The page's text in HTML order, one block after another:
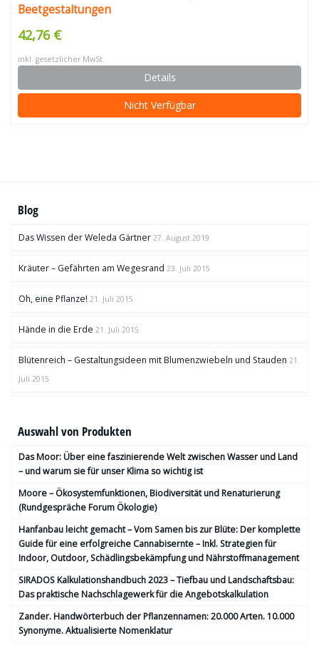
Beetgestaltungen
42,76 €
inkl. gesetzlicher MwSt.
Details
Nicht Verfügbar
Blog
Das Wissen der Weleda Gärtner 27. August 2019
Kräuter – Gefährten am Wegesrand 23. Juli 2015
Oh, eine Pflanze! 21. Juli 2015
Hände in die Erde 21. Juli 2015
Blütenreich – Gestaltungsideen mit Blumenzwiebeln und Stauden 21.
Juli 2015
Auswahl von Produkten
Das Moor: Über eine faszinierende Welt zwischen Wasser und Land
– und warum sie für unser Klima so wichtig ist
Moore – Ökosystemfunktionen, Bio­diversität und Renaturierung
(Rundgespräche Forum Ökologie)
Hanfanbau leicht gemacht – Vom Samen bis zur Blüte: Der komplette
Guide für eine erfolgreiche Cannabisernte – Inkl. Strategien für
Indoor, Outdoor, Schädlingsbekämpfung und Nährstoffmanagement
SIRADOS Kalkulationshandbuch 2023 – Tiefbau und Landschaftsbau:
Das praktische Nachschlagewerk für die Angebotskalkulation
Zander. Handwörterbuch der Pflanzennamen: 20.000 Arten. 10.000
Synonyme. Aktualisierte Nomenklatur